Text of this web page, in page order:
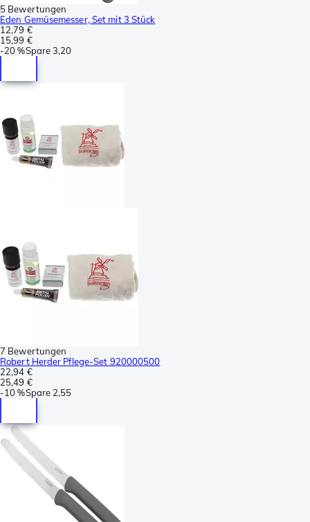
5 Bewertungen
Eden Gemüsemesser, Set mit 3 Stück
12,79 €
15,99 €
-20 %Spare3,20
7 Bewertungen
Robert Herder Pflege-Set 920000500
22,94 €
25,49 €
-10 %Spare 2,55